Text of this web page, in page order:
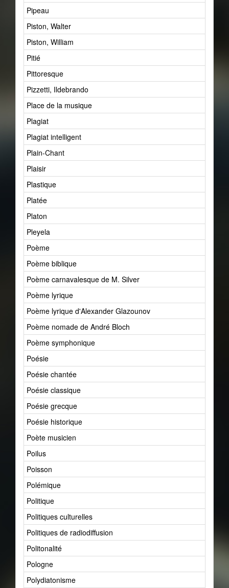
Pipeau
Piston, Walter
Piston, William
Pitié
Pittoresque
Pizzetti, Ildebrando
Place de la musique
Plagiat
Plagiat intelligent
Plain-Chant
Plaisir
Plastique
Platée
Platon
Pleyela
Poème
Poème biblique
Poème carnavalesque de M. Silver
Poème lyrique
Poème lyrique d'Alexander Glazounov
Poème nomade de André Bloch
Poème symphonique
Poésie
Poésie chantée
Poésie classique
Poésie grecque
Poésie historique
Poète musicien
Poilus
Poisson
Polémique
Politique
Politiques culturelles
Politiques de radiodiffusion
Politonalité
Pologne
Polydiatonisme